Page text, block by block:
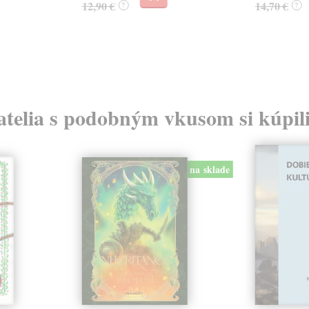
12,90 € ? 14,70 € ?
s podobným vkusom si
na sklade